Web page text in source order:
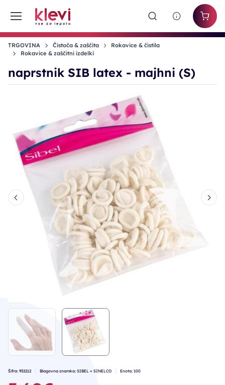
TRGOVINA Čistoča & zaščita
Rokavice & čistila
Rokavice & zaščitni izdelki
naprstnik SIB latex - majhni (S)
Šifra: 932212 Blagovna znamka: SIBEL = SINELCO Enota: 100